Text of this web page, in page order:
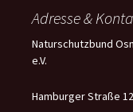
Adresse &
Naturschutzbund
e.V.
Hamburger Straße 12